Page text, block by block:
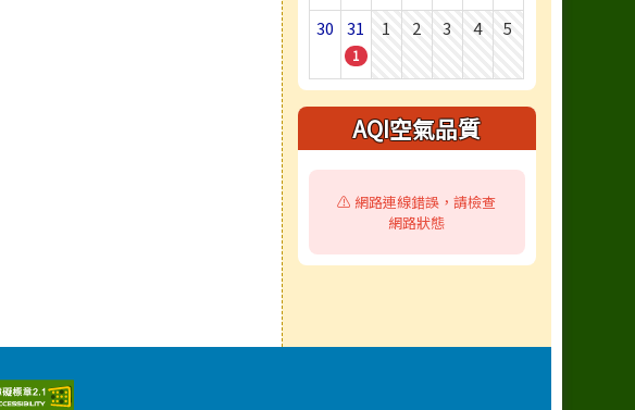
30 31
1
1 2 3 4 5
AQI空氣品質
⚠️ 網路連線錯誤，請檢查
網路狀態